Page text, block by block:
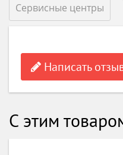
Сервисные центры
Написать
С этим